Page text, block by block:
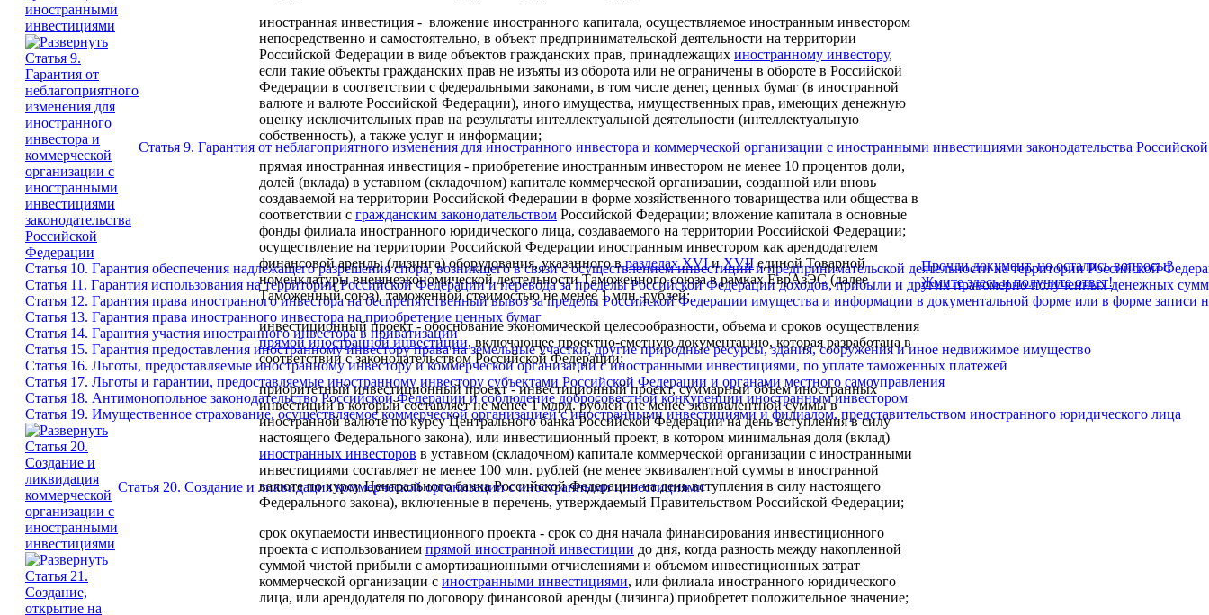
Статья 9. Гарантия от неблагоприятного изменения для иностранного инвестора и коммерческой организации с иностранными инвестициями законодательства
Статья 10. Гарантия обеспечения надлежащего разрешения спора, возникшего в связи с осуществлением инвестиций и предпринимательской деятельности на территории Российской
Статья 11. Гарантия использования на территории Российской Федерации и перевода за пределы Российской Федерации доходов, прибыли и других правомерно полученных денежных сумм
Статья 12. Гарантия права иностранного инвестора на беспрепятственный вывоз за пределы Российской Федерации имущества и информации в документальной форме или в форме
Статья 13. Гарантия права иностранного инвестора на приобретение ценных бумаг
Статья 14. Гарантия участия иностранного инвестора в приватизации
Статья 15. Гарантия предоставления иностранному инвестору права на земельные участки, другие природные ресурсы, здания, сооружения и иное недвижимое имущество
Статья 16. Льготы, предоставляемые иностранному инвестору и коммерческой организации с иностранными инвестициями, по уплате таможенных платежей
Статья 17. Льготы и гарантии, предоставляемые иностранному инвестору субъектами Российской Федерации и органами местного самоуправления
Статья 18. Антимонопольное законодательство Российской Федерации и соблюдение добросовестной конкуренции иностранным инвестором
Статья 19. Имущественное страхование, осуществляемое коммерческой организацией с иностранными инвестициями и филиалом, представительством иностранного юридического лица
Статья 20. Создание и ликвидация коммерческой организации с иностранными инвестициями
иностранная инвестиция - вложение иностранного капитала, осуществляемое иностранным инвестором
непосредственно и самостоятельно, в объект предпринимательской деятельности на территории
Российской Федерации в виде объектов гражданских прав, принадлежащих иностранному инвестору,
если такие объекты гражданских прав не изъяты из оборота или не ограничены в обороте в Российской
Федерации в соответствии с федеральными законами, в том числе денег, ценных бумаг (в иностранной
валюте и валюте Российской Федерации), иного имущества, имущественных прав, имеющих денежную
оценку исключительных прав на результаты интеллектуальной деятельности (интеллектуальную
собственность), а также услуг и информации;
прямая иностранная инвестиция - приобретение иностранным инвестором не менее 10 процентов доли,
долей (вклада) в уставном (складочном) капитале коммерческой организации, созданной или вновь
создаваемой на территории Российской Федерации в форме хозяйственного товарищества или общества в
соответствии с гражданским законодательством Российской Федерации; вложение капитала в основные
фонды филиала иностранного юридического лица, создаваемого на территории Российской Федерации;
осуществление на территории Российской Федерации иностранным инвестором как арендодателем
финансовой аренды (лизинга) оборудования, указанного вразделах XVIиXVIIединой Товарной
номенклатуры внешнеэкономической деятельности Таможенного союза в рамках ЕврАзЭС (далее -
Таможенный союз), таможенной стоимостью не менее 1 млн. рублей;
инвестиционный проект- обоснование экономической целесообразности, объема и сроков осуществления
прямой иностранной инвестиции, включающее проектно-сметную документацию, которая разработана в
соответствии с законодательством Российской Федерации;
приоритетный инвестиционный проект- инвестиционный проект, суммарный объем иностранных
инвестиций в который составляет не менее 1 млрд. рублей (не менее эквивалентной суммы в
иностранной валюте по курсу Центрального банка Российской Федерации на день вступления в силу
настоящего Федерального закона), или инвестиционный проект, в котором минимальная доля (вклад)
иностранных инвесторов в уставном (складочном) капитале коммерческой организации с иностранными
инвестициями составляет не менее 100 млн. рублей (не менее эквивалентной суммы в иностранной
валюте по курсу Центрального банка Российской Федерации на день вступления в силу настоящего
Федерального закона), включенные в перечень, утверждаемый Правительством Российской Федерации;
срок окупаемости инвестиционного проекта - срок со дня начала финансирования инвестиционного
проекта с использованием прямой иностранной инвестиции до дня, когда разность между накопленной
суммой чистой прибыли с амортизационными отчислениями и объемом инвестиционных затрат
коммерческой организации с иностранными инвестициями, или филиала иностранного юридического
лица, или арендодателя по договору финансовой аренды (лизинга) приобретет положительное значение;
Прочли документ, но остались вопросы?
Жмите здесь и получите ответ!